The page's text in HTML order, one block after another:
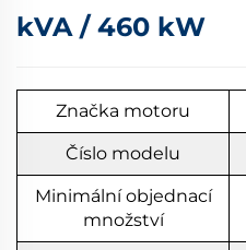
kVA / 460 kW
Značka motoru
Číslo modelu
Minimální objednací
množství